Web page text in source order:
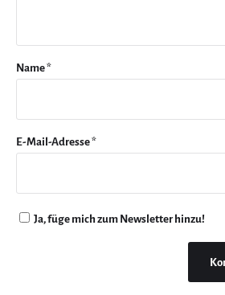
Name*
E-Mail-Adresse*
Ja, füge mich zum Newsletter hinzu!